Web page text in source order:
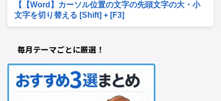
【【Word】カーソル位置の文字の先頭文字の大・小
文字を切り替える [Shift] + [F3]
毎月テーマごとに厳選！